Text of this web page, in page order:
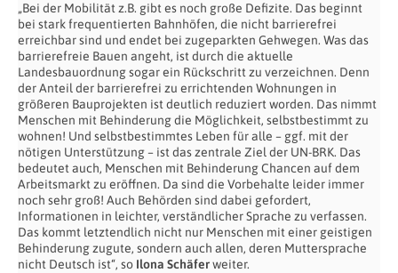
„Bei der Mobilität z.B. gibt es noch große Defizite. Das beginnt
bei stark frequentierten Bahnhöfen, die nicht barrierefrei
erreichbar sind und endet bei zugeparkten Gehwegen. Was das
barrierefreie Bauen angeht, ist durch die aktuelle
Landesbauordnung sogar ein Rückschritt zu verzeichnen. Denn
der Anteil der barrierefrei zu errichtenden Wohnungen in
größeren Bauprojekten ist deutlich reduziert worden. Das nimmt
Menschen mit Behinderung die Möglichkeit, selbstbestimmt zu
wohnen! Und selbstbestimmtes Leben für alle – ggf. mit der
nötigen Unterstützung – ist das zentrale Ziel der UN-BRK. Das
bedeutet auch, Menschen mit Behinderung Chancen auf dem
Arbeitsmarkt zu eröffnen. Da sind die Vorbehalte leider immer
noch sehr groß! Auch Behörden sind dabei gefordert,
Informationen in leichter, verständlicher Sprache zu verfassen.
Das kommt letztendlich nicht nur Menschen mit einer geistigen
Behinderung zugute, sondern auch allen, deren Muttersprache
nicht Deutsch ist“, so Ilona Schäferweiter.